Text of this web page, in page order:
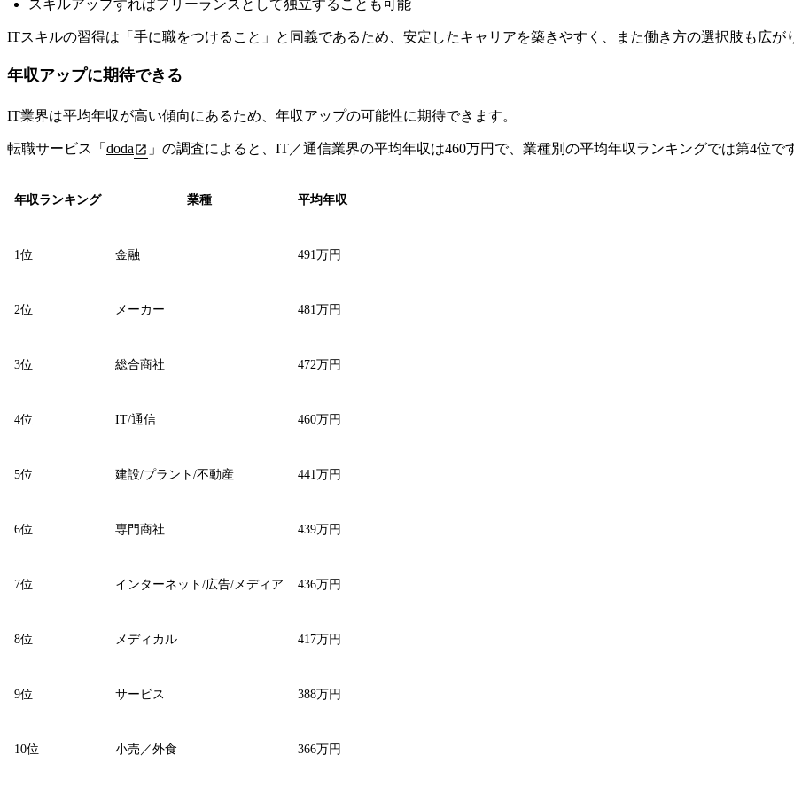
スキルアップすればフリーランスとして独立することも可能
ITスキルの習得は「手に職をつけること」と同義であるため、安定したキャリアを築きやすく、また働き方の選択肢も広が
年収アップに期待できる
IT業界は平均年収が高い傾向にあるため、年収アップの可能性に期待できます。
転職サービス「 doda 」の調査によると、 IT／通信業界の平均年収は460万円で、業種別の平均年収ランキングでは第4位で
年収ランキング 業種 平均年収
1位 金融 491万円
2位 メーカー 481万円
3位 総合商社 472万円
4位 IT/通信 460万円
5位 建設/プラント/不動産 441万円
6位 専門商社 439万円
7位 インターネット/広告/メディア 436万円
8位 メディカル 417万円
9位 サービス 388万円
10位 小売／外食 366万円